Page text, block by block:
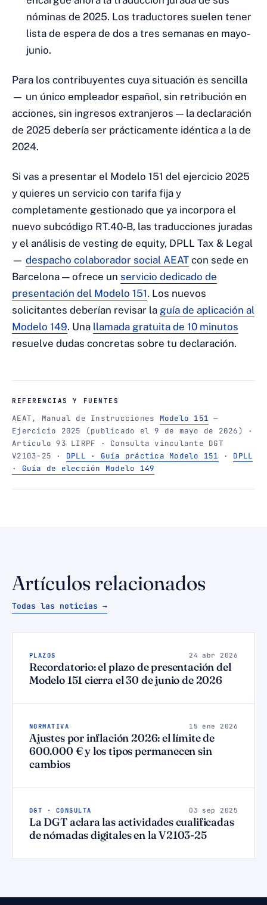
nóminas de 2025. Los traductores suelen tener
lista de espera de dos a tres semanas en mayo-
junio.
Para los contribuyentes cuya situación es sencilla
— un único empleador español, sin retribución en
acciones, sin ingresos extranjeros — la declaración
de 2025 debería ser prácticamente idéntica a la de
2024.
Si vas a presentar el Modelo 151 del ejercicio 2025
y quieres un servicio con tarifa fija y
completamente gestionado que ya incorpora el
nuevo subcódigo RT.40-B, las traducciones juradas
y el análisis de vesting de equity, DPLL Tax & Legal
— despacho colaborador social AEAT con sede en
Barcelona — ofrece un servicio dedicado de
presentación del Modelo 151. Los nuevos
solicitantes deberían revisar la guía de aplicación al
Modelo 149. Una llamada gratuita de 10 minutos
resuelve dudas concretas sobre tu declaración.
REFERENCIAS Y FUENTES
AEAT, Manual de Instrucciones Modelo 151 —
Ejercicio 2025 (publicado el 9 de mayo de 2026) ·
Artículo 93 LIRPF · Consulta vinculante DGT
V2103-25 · DPLL · Guía práctica Modelo 151 · DPLL
· Guía de elección Modelo 149
Artículos relacionados
Todas las noticias →
PLAZOS 24 abr 2026
Recordatorio: el plazo de presentación del
Modelo 151 cierra el 30 de junio de 2026
NORMATIVA 15 ene 2026
Ajustes por inflación 2026: el límite de
600.000 € y los tipos permanecen sin
cambios
DGT · CONSULTA 03 sep 2025
La DGT aclara las actividades cualificadas
de nómadas digitales en la V2103-25